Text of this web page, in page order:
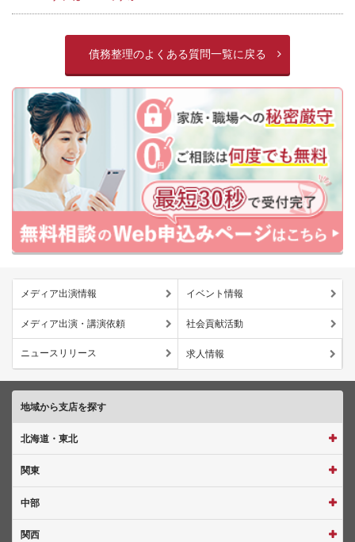
債務整理のよくある質問一覧に戻る
メディア出演情報 イベント情報
メディア出演・講演依頼 社会貢献活動
ニュースリリース 求人情報
地域から支店を探す
北海道・東北
関東
中部
関西